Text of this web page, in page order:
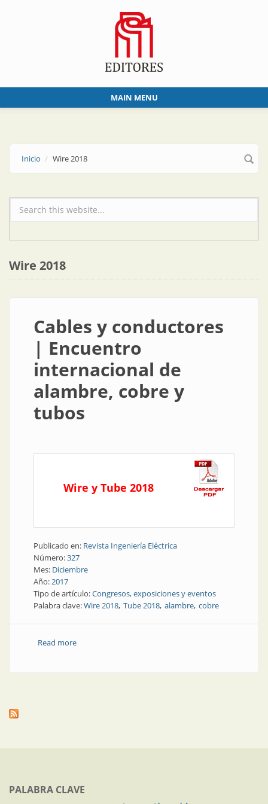
MAIN MENU
Inicio Wire 2018
Formulario de búsqueda
Wire 2018
Cables y conductores
| Encuentro
internacional de
alambre, cobre y
tubos
Wire y Tube 2018
Publicado en: Revista Ingeniería Eléctrica
Número:327
Mes: Diciembre
Año:2017
Tipo de artículo:Congresos, exposiciones y eventos
Palabra clave:Wire 2018 Tube 2018 alambre cobre
Read moreabout Cables y conductores | Encuentro
PALABRA CLAVE